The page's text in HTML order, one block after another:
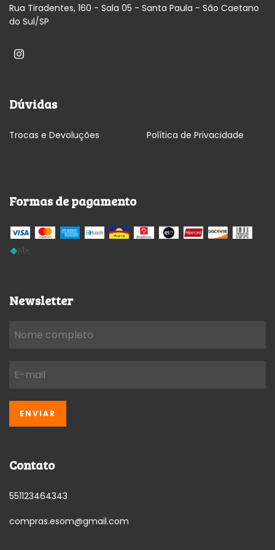
Rua Tiradentes, 160 - Sala 05 - Santa Paula - São Caetano
do Sul/SP
Dúvidas
Trocas e Devoluções Política de Privacidade
Formas de pagamento
Newsletter
Contato
551123464343
compras.esom@gmail.com